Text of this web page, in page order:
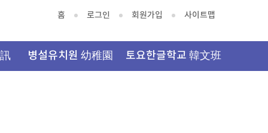
홈 로그인 회원가입 사이트맵
병설유치원 幼稚園 토요한글학교 韓文班